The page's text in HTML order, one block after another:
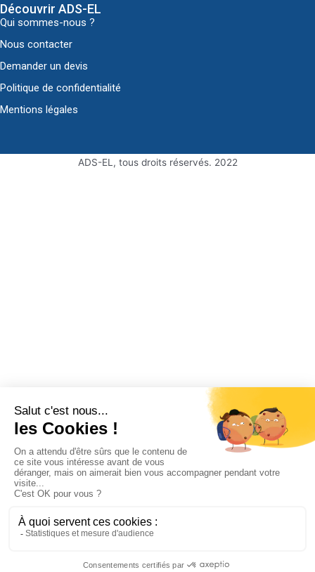
Découvrir ADS-EL
Qui sommes-nous ?
Nous contacter
Demander un devis
Politique de confidentialité
Mentions légales
ADS-EL, tous droits réservés. 2022